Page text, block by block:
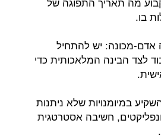
בו.
אדם-מכונה: יש להתחיל
לצד הבינה המלאכותית כדי
במיומנויות שלא ניתנות
חשיבה אסטרטגית